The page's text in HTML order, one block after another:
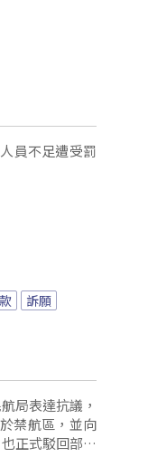
員不足遭受罰
訴願
局表達抗議，
禁航區，並向
正式駁回部落